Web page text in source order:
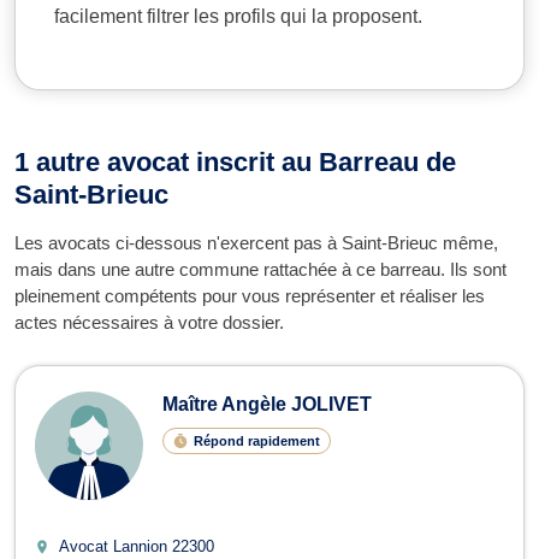
facilement filtrer les profils qui la proposent.
1 autre avocat inscrit au Barreau de
Saint-Brieuc
Les avocats ci-dessous n'exercent pas à Saint-Brieuc même,
mais dans une autre commune rattachée à ce barreau. Ils sont
pleinement compétents pour vous représenter et réaliser les
actes nécessaires à votre dossier.
Maître Angèle JOLIVET
Répond rapidement
Avocat Lannion 22300